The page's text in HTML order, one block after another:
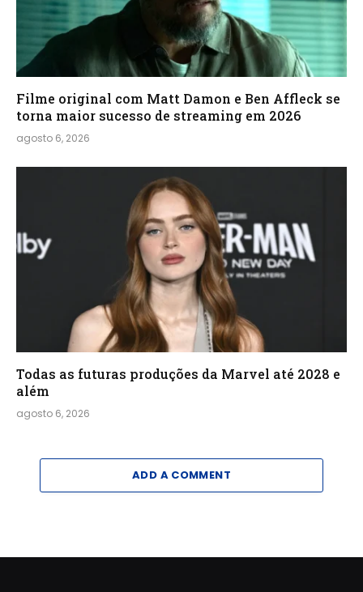
Filme original com Matt Damon e Ben Affleck se
torna maior sucesso de streaming em 2026
agosto 6, 2026
Todas as futuras produções da Marvel até 2028 e
além
agosto 6, 2026
ADD A COMMENT